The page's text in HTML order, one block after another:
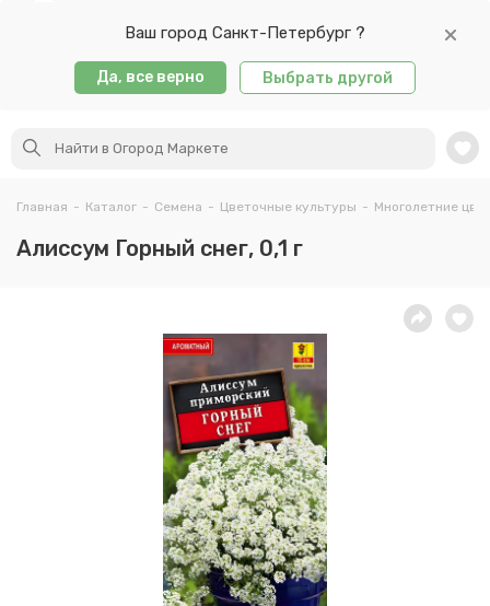
Ваш город Санкт-Петербург ?
Да, все верно Выбрать другой
Главная - Каталог - Семена - Цветочные культуры - Многолетние
Алиссум Горный снег, 0,1 г